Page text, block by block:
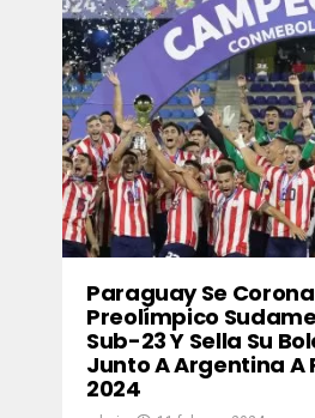
Paraguay Se Corona
Preolímpico
Sub-23 Y Sella Su
Junto A Argentina A
2024